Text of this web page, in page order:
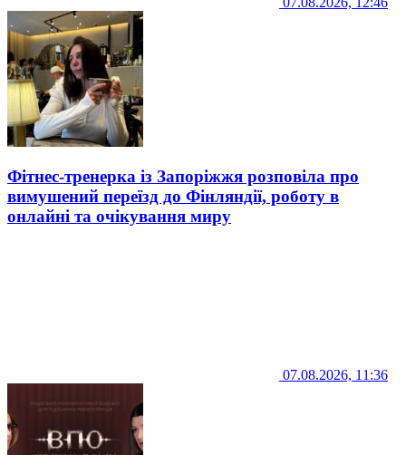
Фітнес-тренерка із Запоріжжя розповіла про
вимушений переїзд до Фінляндії, роботу в
онлайні та очікування миру
07.08.2026, 11:36